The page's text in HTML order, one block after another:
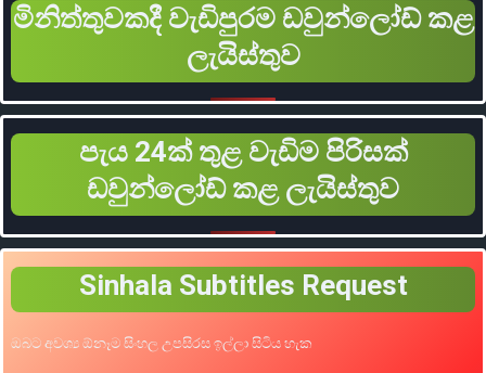
මිනිත්තුවකදී වැඩිපුරම ඩවුන්ලෝඩ් කළ
ලැයිස්තුව
පැය 24ක් තුළ වැඩිම පිරිසක්
ඩවුන්ලෝඩ් කළ ලැයිස්තුව
Sinhala Subtitles Request
ඔබට අවශ්‍ය ඕනෑම සිංහල උපසිරස ඉල්ලා සිටිය හැක